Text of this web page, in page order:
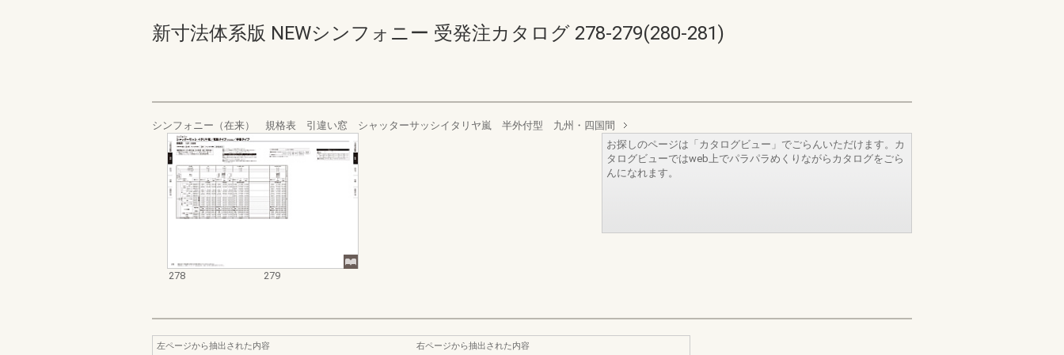
新寸法体系版 NEWシンフォニー 受発注カタログ 278-279(280-281)
シンフォニー（在来） 規格表 引違い窓 シャッターサッシイタリヤ嵐 半外付型 九州・四国間
278 279
お探しのページは「カタログビュー」でごらんいただけます。カ
タログビューではweb上でパラパラめくりながらカタログをごら
んになれます。
左ページから抽出された内容
右ページから抽出された内容